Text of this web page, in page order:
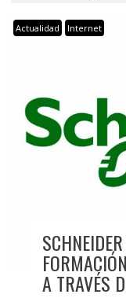
Actualidad Internet
A TRAVÉS